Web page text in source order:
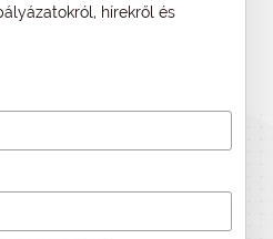
hírekről és